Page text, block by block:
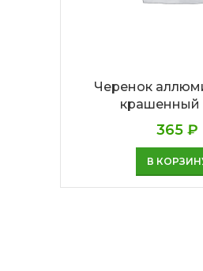
Черенок
крашенный
365 ₽
В